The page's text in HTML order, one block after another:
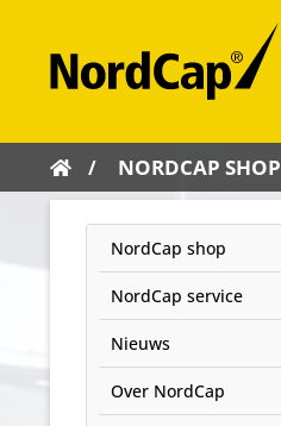
NORDCAP SHOP
NordCap shop
NordCap service
Nieuws
Over NordCap